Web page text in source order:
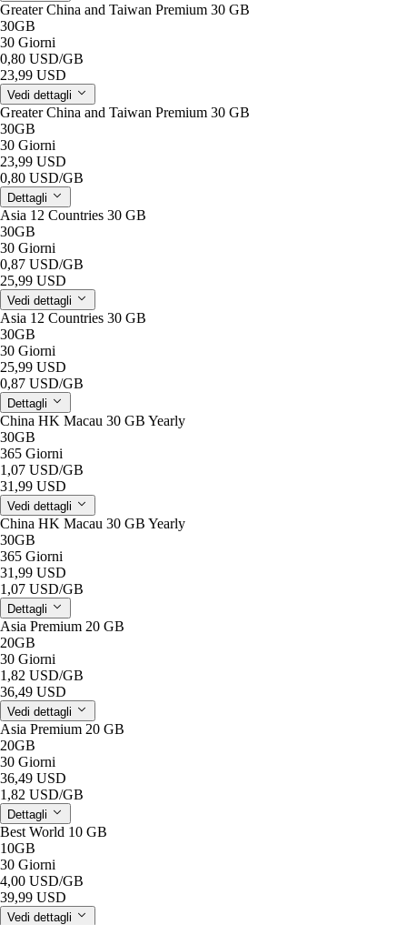
Greater China and Taiwan Premium 30 GB
30GB
30 Giorni
0,80 USD/GB
23,99 USD
Vedi dettagli
Greater China and Taiwan Premium 30 GB
30GB
30 Giorni
23,99 USD
0,80 USD/GB
Dettagli
Asia 12 Countries 30 GB
30GB
30 Giorni
0,87 USD/GB
25,99 USD
Vedi dettagli
Asia 12 Countries 30 GB
30GB
30 Giorni
25,99 USD
0,87 USD/GB
Dettagli
China HK Macau 30 GB Yearly
30GB
365 Giorni
1,07 USD/GB
31,99 USD
Vedi dettagli
China HK Macau 30 GB Yearly
30GB
365 Giorni
31,99 USD
1,07 USD/GB
Dettagli
Asia Premium 20 GB
20GB
30 Giorni
1,82 USD/GB
36,49 USD
Vedi dettagli
Asia Premium 20 GB
20GB
30 Giorni
36,49 USD
1,82 USD/GB
Dettagli
Best World 10 GB
10GB
30 Giorni
4,00 USD/GB
39,99 USD
Vedi dettagli